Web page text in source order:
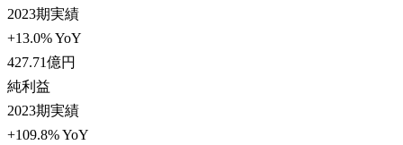
2023期実績
+13.0% YoY
427.71億円
純利益
2023期実績
+109.8% YoY